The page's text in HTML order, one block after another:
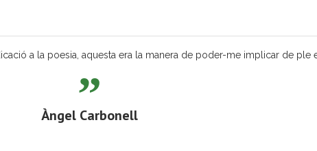
a la poesia, aquesta era la manera de poder-me implicar de ple
Àngel Carbonell